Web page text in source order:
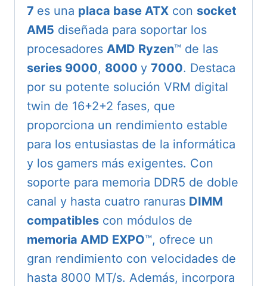
7 es una placa base ATX con socket
AM5 diseñada para soportar los
procesadores AMD Ryzen™ de las
series 9000, 8000 y 7000. Destaca
por su potente solución VRM digital
twin de 16+2+2 fases, que
proporciona un rendimiento estable
para los entusiastas de la informática
y los gamers más exigentes. Con
soporte para memoria DDR5 de doble
canal y hasta cuatro ranuras DIMM
compatibles con módulos de
memoria AMD EXPO™, ofrece un
gran rendimiento con velocidades de
hasta 8000 MT/s. Además, incorpora